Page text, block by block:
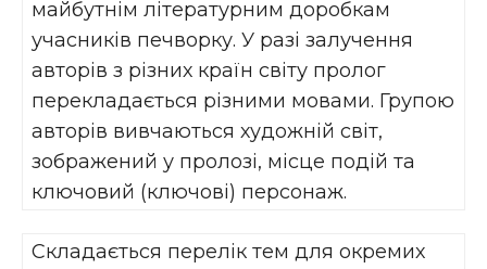
майбутнім літературним доробкам
учасників печворку. У разі залучення
авторів з різних країн світу пролог
перекладається різними мовами. Групою
авторів вивчаються художній світ,
зображений у пролозі, місце подій та
ключовий (ключові) персонаж.
Складається перелік тем для окремих